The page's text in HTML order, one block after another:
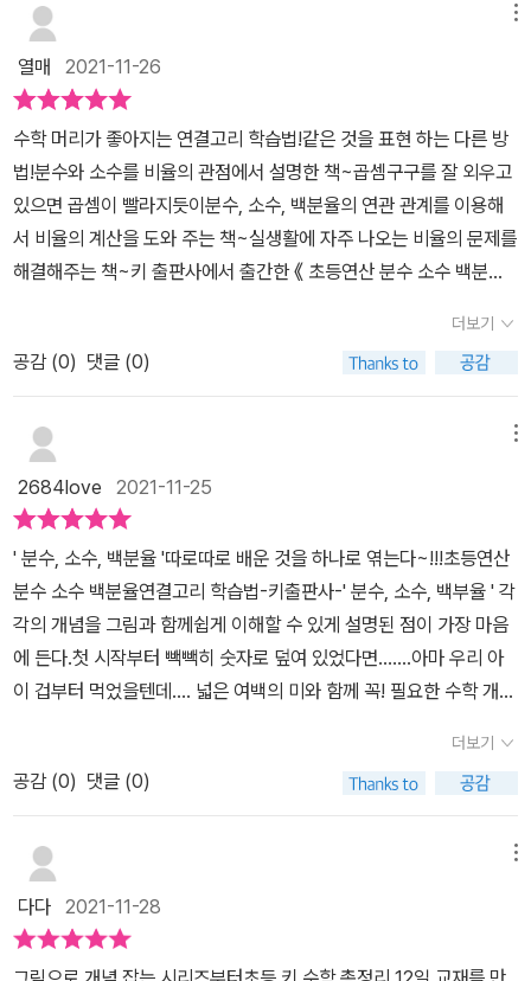
연습 문제를 준비해 두었다. 마지막으로 단원 마무리와 서술형을 하
면서 스스로 평가를 할 수 있게 했다. 맞는 개수에 따라 실수한 문제
확인, 틀린 문제 2번씩 풀기, 앞 부분의 내용을 다시 한번 확인하는 것
으로 스스로 평가할 수 있다. 쉬어가기는 배운 내용과 관련된 재미있
는 내용으로 구성되어 있다. 이 책 초등 연산 분수 소수 백분율 연결고
리 학습법은 문항수가 많지는 않은 편이나 꼭 알아야 하는 핵심과 연
결고리 문제로 확실한 개념을 잡을 수 있을 것이다. 이제까지 배웠던
분수, 소수, 백분율을 연결고리 학습법을 통해 다시 한번 정리할 수 있
천! 연결고리 학습법 무조건 추천!​​​​- 출판사로부터 도서 협찬을 받고
본인의 주관적 견해에 의해 작성하였음 - ​
허~ 둘이 신경이 곤두서다가 안되겠구나, 분수 정도는 제대로 알고
연결고리 학습법/키출판사] 를 만났습니다.따로 따로 배운 것을 하나
로 엮어볼 수 있는 교재!역시 키 출판사 책 다웠네요!키출판사 책들은
하나같이 중고등까지 연결되어서 중요한 책들이 눈에 보이는지라이
번 3학년 2학기 동안 열심히 풀어보려고 만나게 되었지요. 연결고리
학습법 답게 분수 소수 백분율을 연결 고리로~얼마게 부터, 특별편,
일상생활편까지 엮어져 있었답니다. 우선 아이랑 처음 활용을 알려
주고 함께 활용해보았는데요.시원시원한 편집구성과 개념으로 그림
으로 함께 하니 좋더라고요몇 문제 안되는 거지만, 확실히 고리만들
기를 통해서 문제를 차근차근 풀어볼 수 있어서 좋았답니다연결고리
확실히 쉽고, 그림으로 함께 하니 잘 풀곤 하더라고요.가면갈수록 분
수 소수의 개념을 어찌 설명해야할 지모를때, 정말 차근 차근 활용하
기 좋은 초등 수학 교재였답니다.요게 시리즈별로 나오는 것 같은데
이번 방학을 이용해서 꾸준히 풀어보아야겠다는 생각을 해보게 되네
요. 연결고리를 뚫어 우리아이 분수 소수 백분율 완전정복해보는 건
어떨까요?초등 수학 고학년 올라갈 수록,기초가 탄탄해야 파닥파닥
나오는 분수 소수!연산 덧셈, 뺄셈, 곱셈 ,나누셈도 중요하지만 초등
고학년부터 중고등까지 내다보는 분수 소수가 아닐까 하네요우리 초
소수 백분율 연결고리 학습법/키출판사] 요 책 한 권으로 활용해보시
면 어떨까 싶어요! [키출판사로부터 제공받아 주관적인 견해로 작성
하였습니다]
열매 2021-11-26
​수학 머리가 좋아지는 연결고리 학습법!같은 것을 표현 하는 다른 방
법!​​분수와 소수를 비율의 관점에서 설명한 책~곱셈구구를 잘 외우고
있으면 곱셈이 빨라지듯이분수, 소수, 백분율의 연관 관계를 이용해
서 비율의 계산을 도와 주는 책~실생활에 자주 나오는 비율의 문제를
해결해주는 책~키 출판사에서 출간한 《 초등연산 분수 소수 백분율
서 활용 총 3개의 챕터로 나뉘어 수록되어있어요아이와 구성과 특징
을 살펴보며 어떻게 공부하면 좋을지차근차근 살펴보았어요​각 단원
마다 해당 단원에서 공부할 내용을 단원 소개를 통해서 미리 알아볼
수 있는데요어떤 내용을 배우게될지 미리 파악하고 공부해볼 수 있어
요​가장 먼저 분수, 소수, 백분율에 대해서 공부해볼 수 있어요핵심 정
리와 고리 만들기로 꼭 알아야 하는 핵심만 깔끔하게 정리되어 있으
며개념을 세분화 하여 수록되어 있고그림과 표로 핵심 개념을 한눈에
보기 쉽고 빠르게 이해를 해 볼 수 있어요​핵심 개념을 정리하고 이해
한 후 바로 잘 이해하였는지 확인 해볼 수 있는 문제를 풀어 볼 수 있
는데요분수, 소수, 백분율의 연결된 고리 학습으로 처음 인데도 개념
이 쉽게 잘 설명되어 있어서 아이도 빠르게 이해하고 문제를 풀어 볼
수 있었어요​수학에서 정답은 하나이지만 표현하는 방법은 여러 가지
이지요학년이 올라갈수록 다양한 표현법을 이용하여 복잡한 식도 계
는 부분이 있는데 바로 분수, 소수, 백분율에 부분이에요~​첫 시작부
터 어렵지 않게 순조롭게 시작해볼 수 있어서아이도 자신감을 ~ 보이
네요​​이번 페이지는 연결고리 학습으로 앞에서 배운 것을이 페이지의
문제들을 통해서 핵심 내용을 내것으로 완벽하게 만들어 볼 수 있어
더보기
공감 (0) 댓글 (0)
2684love 2021-11-25
' 분수, 소수, 백분율 '따로따로 배운 것을 하나로 엮는다~!!!초등연산​​
분수 소수 백분율​​연결고리 학습법​​​-키출판사-' 분수, 소수, 백부율 ' 각
각의 개념을 그림과 함께쉽게 이해할 수 있게 설명된 점이 가장 마음
에 든다.첫 시작부터 빽빽히 숫자로 덮여 있었다면.......아마 우리 아
이 겁부터 먹었을텐데.... 넓은 여백의 미와 함께 꼭! 필요한 수학 개념
는 것 같다.그리고 배워야 하는 의미가 어떤 건지 대화식으로 설명되
어 있어 더 친근하게 다가가니 이또한 장점이지 싶다~♥' 키출판사 '
교재가 마음에 드는 점은 바로 이 부분이다.알짜배기 문제 구성이다
~!그야말로, 충분한 개념 이해를 위해 문제의 연결고리 1,2,3,4 &그
넌센스 퀴즈까지~! 이렇게 재미있게 수학을 배울 수 있는 교재가 몇
개나 있을까??​★ 백분율→소수, 소수→백분율 ★★ 소수→분수, 분
더보기
공감 (0) 댓글 (0)
다다 2021-11-28